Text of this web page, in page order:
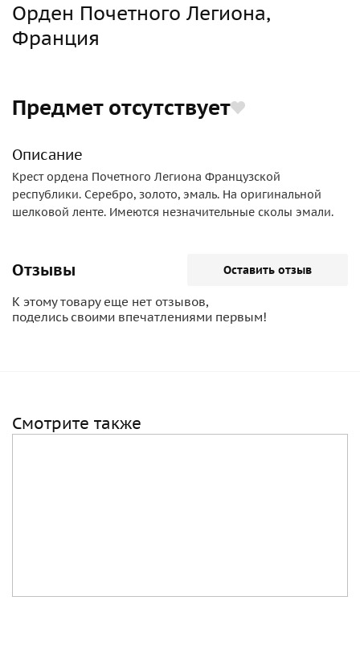
Орден Почетного Легиона,
Франция
Предмет отсутствует
Описание
Крест ордена Почетного Легиона Французской
республики. Серебро, золото, эмаль. На оригинальной
шелковой ленте. Имеются незначительные сколы эмали.
Отзывы Оставить отзыв
К этому товару еще нет отзывов,
поделись своими впечатлениями первым!
Смотрите также